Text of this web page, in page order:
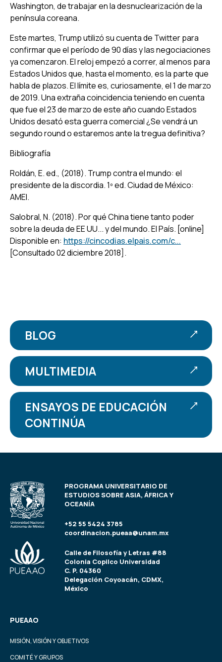
Washington, de trabajar en la desnuclearización de la
península coreana.
Este martes, Trump utilizó su cuenta de Twitter para
confirmar que el período de 90 días y las negociaciones
ya comenzaron. El reloj empezó a correr, al menos para
Estados Unidos que, hasta el momento, es la parte que
habla de plazos. El límite es, curiosamente, el 1 de marzo
de 2019. Una extraña coincidencia teniendo en cuenta
que fue el 23 de marzo de este año cuando Estados
Unidos desató esta guerra comercial ¿Se vendrá un
segundo round o estaremos ante la tregua definitiva?
Bibliografía
Roldán, E. ed., (2018). Trump contra el mundo: el
presidente de la discordia. 1º ed. Ciudad de México:
AMEI.
Salobral, N. (2018). Por qué China tiene tanto poder
sobre la deuda de EE UU... y del mundo. El País. [online]
Disponible en: https://cincodias.elpais.com/c...
[Consultado 02 diciembre 2018].
BLOG
MULTIMEDIA
ENSAYOS DE EDUCACIÓN
CONTINÚA
PROGRAMA UNIVERSITARIO DE
ESTUDIOS SOBRE ASIA, ÁFRICA Y
OCEANÍA
+52 55 5424 3785
coordinacion.pueaa@unam.mx
Calle de Filosofía y Letras #88
Colonia Copilco Universidad
C. P. 04360
Delegación Coyoacán, CDMX,
México
PUEAAO
MISIÓN, VISIÓN Y OBJETIVOS
COMITÉ Y GRUPOS